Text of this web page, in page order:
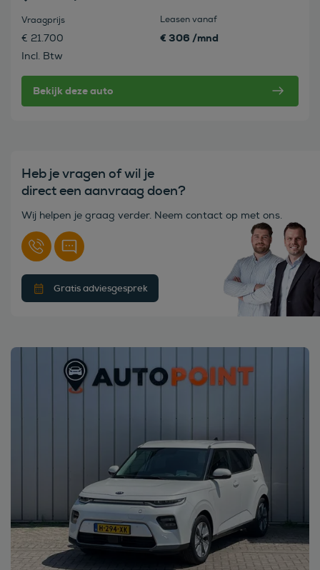
Vraagprijs
€ 21.700
Incl. Btw
Leasen vanaf
€ 306 /mnd
Bekijk deze auto
Heb je vragen of wil je
direct een aanvraag doen?
Wij helpen je graag verder. Neem contact op met ons.
Gratis adviesgesprek
Bekijk deze auto